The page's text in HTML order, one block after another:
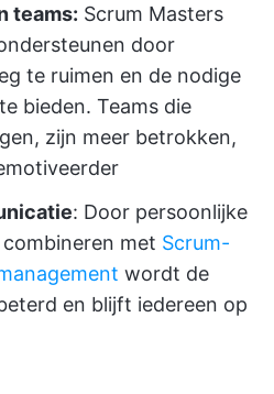
teams: Scrum Masters
door
te ruimen en de nodige
bieden. Teams die
zijn meer betrokken,
: Door persoonlijke
met Scrum-
wordt de
en blijft iedereen op